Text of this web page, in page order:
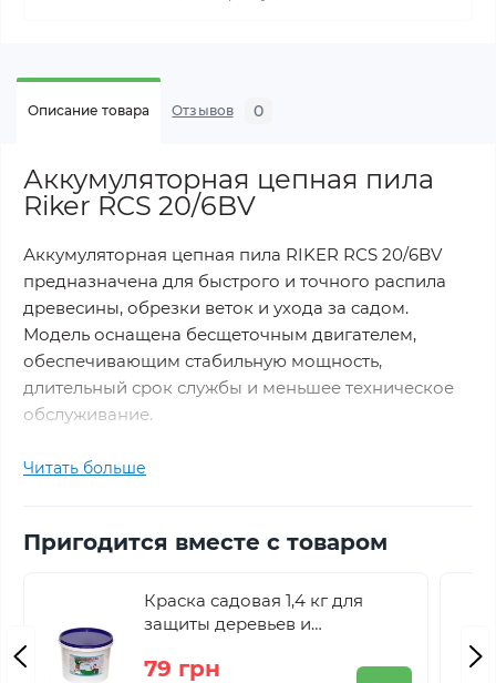
Описание товара Отзывов 0
Аккумуляторная цепная пила
Riker RCS 20/6BV
Аккумуляторная цепная пила RIKER RCS 20/6BV
предназначена для быстрого и точного распила
древесины, обрезки веток и ухода за садом.
Модель оснащена бесщеточным двигателем,
обеспечивающим стабильную мощность,
длительный срок службы и меньшее техническое
обслуживание.
Пила имеет компактную конструкцию и удобную
системой смазки цепи (тип праймер), благодаря
Также реализована система быстрой натяжки цепи
Читать больше
Пригодится вместе с товаром
Краска садовая 1,4 кг для
защиты деревьев и
79 грн